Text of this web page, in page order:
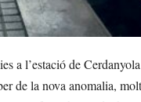
a l’estació de
de la nova anomalia,